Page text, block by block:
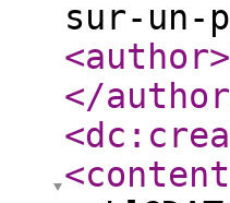
sur-un-
<author>
</author